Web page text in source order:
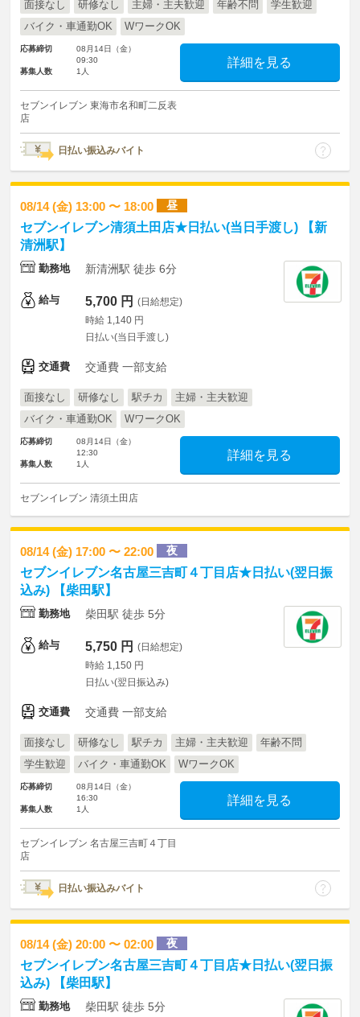
面接なし 研修なし 主婦・主夫歓迎 年齢不問
学生歓迎
バイク・車通勤OK
WワークOK
応募締切
08月14日（金）
09:30
募集人数
1人
詳細を見る
セブンイレブン 東海市名和町二反表
店
日払い振込みバイト
08/14 (金) 13:00 〜 18:00 昼
セブンイレブン清須土田店★日払い(当日手渡し) 【新
清洲駅】
勤務地 新清洲駅 徒歩 6分
給与 5,700 円 (日給想定)
時給 1,140 円
日払い(当日手渡し)
交通費 交通費 一部支給
面接なし 研修なし 駅チカ
主婦・主夫歓迎
バイク・車通勤OK
WワークOK
応募締切
08月14日（金）
12:30
募集人数
1人
詳細を見る
セブンイレブン 清須土田店
08/14 (金) 17:00 〜 22:00 夜
セブンイレブン名古屋三吉町４丁目店★日払い(翌日振
込み) 【柴田駅】
勤務地 柴田駅 徒歩 5分
給与 5,750 円 (日給想定)
時給 1,150 円
日払い(翌日振込み)
交通費 交通費 一部支給
面接なし 研修なし 駅チカ 主婦・主夫歓迎
年齢不問
学生歓迎
バイク・車通勤OK WワークOK
応募締切
08月14日（金）
16:30
募集人数
1人
詳細を見る
セブンイレブン 名古屋三吉町４丁目
店
日払い振込みバイト
08/14 (金) 20:00 〜 02:00 夜
セブンイレブン名古屋三吉町４丁目店★日払い(翌日振
込み) 【柴田駅】
勤務地 柴田駅 徒歩 5分